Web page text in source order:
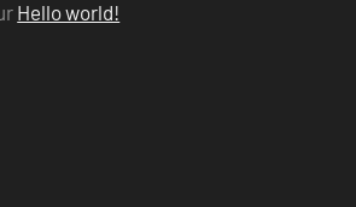
Hello world!